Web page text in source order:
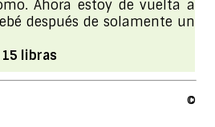
Ahora estoy de vuelta a
después de solamente un
libras
©